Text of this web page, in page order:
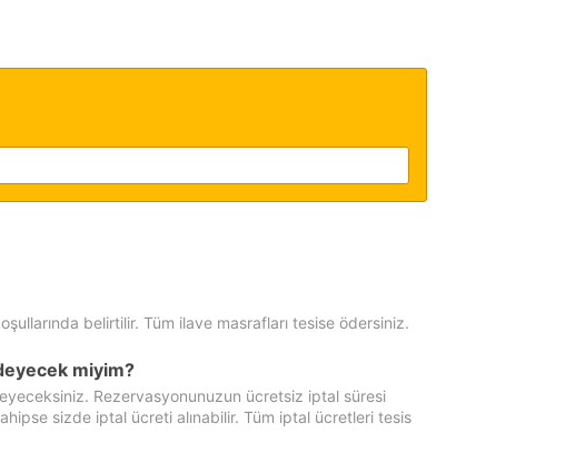
belirtilir. Tüm ilave masrafları tesise ödersiniz.
miyim?
Rezervasyonunuzun ücretsiz iptal süresi
sizde iptal ücreti alınabilir. Tüm iptal ücretleri tesis